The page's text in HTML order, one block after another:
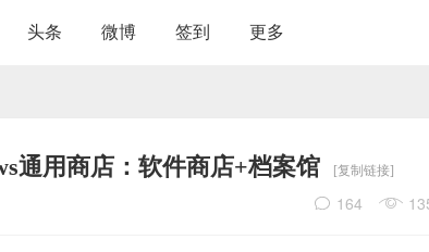
头条 微博 签到 更多
通用商店：软件商店+档案馆 [复制链接]
164